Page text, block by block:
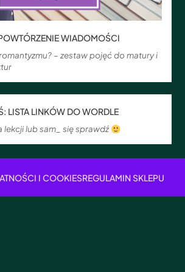
WIADOMOŚCI
– zestaw pojęć do matury i
LISTA LINKÓW DO WORDLE
lekcji lub sam_ się sprawdź
I COOKIESREGULAMIN SKLEPU